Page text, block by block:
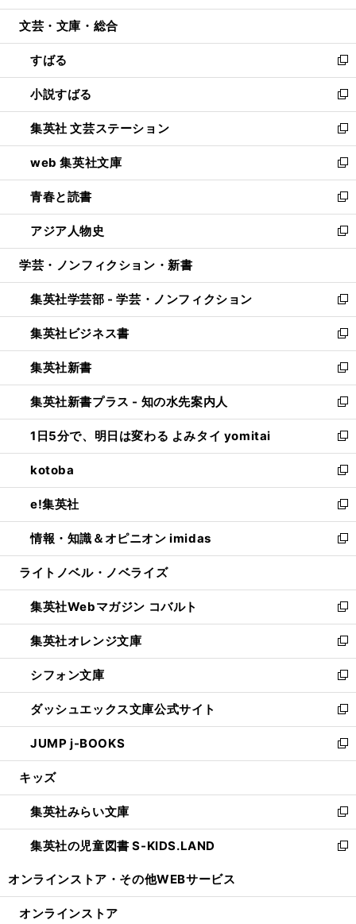
開
ウ
開
く
ン
ウ
で
開
く
ウ
ン
ド
ウ
で
開
く
文芸・文庫・総合
すばる
新
し
い
ウ
ィ
ン
ド
ウ
で
開
く
小説すばる
新
し
い
ウ
ィ
ン
ド
ウ
で
開
集英社 文芸ステーション
新
し
い
ウ
ィ
ン
ド
ウ
開
く
web 集英社文庫
新
し
い
ウ
ィ
ン
ウ
で
開
く
青春と読書
新
し
い
ウ
ン
ド
ウ
で
開
く
アジア人物史
新
し
ウ
ィ
ン
ド
ウ
で
開
く
学芸・ノンフィクション・新書
集英社学芸部 - 学芸・ノンフィクション
新
し
い
ウ
ィ
ン
ド
ウ
で
開
く
集英社ビジネス書
新
し
い
ウ
ィ
ン
ド
ウ
で
開
く
集英社新書
新
し
い
ウ
ィ
ン
ド
ウ
で
開
く
集英社新書プラス - 知の水先案内人
新
し
い
ウ
ィ
ン
ド
ウ
で
開
1日5分で、明日は変わる よみタイ yomitai
新
し
い
ウ
ィ
ン
ド
ウ
開
く
kotoba
新
し
い
ウ
ィ
ン
ウ
で
開
く
e!集英社
新
し
い
ウ
ン
ド
ウ
で
開
く
情報・知識＆オピニオン imidas
新
し
ウ
ィ
ン
ド
ウ
で
開
く
ライトノベル・ノベライズ
集英社Webマガジン コバルト
新
し
い
ウ
ィ
ン
ド
ウ
で
開
集英社オレンジ文庫
新
し
い
ウ
ィ
ン
ド
ウ
開
く
シフォン文庫
新
し
い
ウ
ィ
ン
ウ
で
開
く
ダッシュエックス文庫公式サイト
新
し
い
ウ
ン
ド
ウ
で
JUMP j-BOOKS
新
し
ウ
ィ
ン
ド
開
キッズ
集英社みらい文庫
新
し
い
ン
集英社の児童図書 S-KIDS.LAND
新
ウ
オンラインストア・ その他WEBサービス
オンラインストア